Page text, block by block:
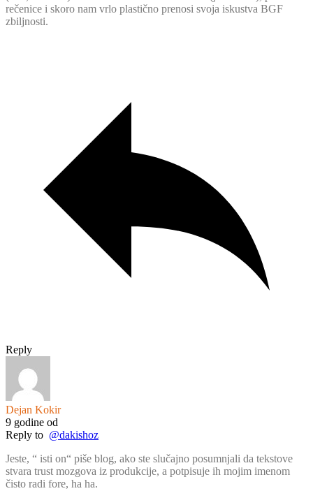
rečenice i skoro nam vrlo plastično prenosi svoja iskustva BGF
zbiljnosti.
Reply
Dejan Kokir
9 godine od
Reply to @dakishoz
Jeste, “ isti on“ piše blog, ako ste slučajno posumnjali da tekstove
stvara trust mozgova iz produkcije, a potpisuje ih mojim imenom
čisto radi fore, ha ha.